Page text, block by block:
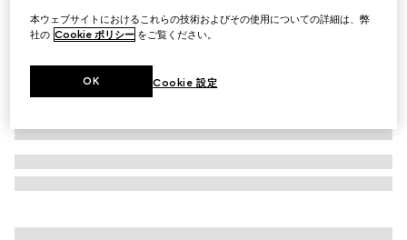
本ウェブサイトにおけるこれらの技術およびその使用についての詳細は、弊
社の Cookie ポリシー をご覧ください。
Cookie 設定
OK